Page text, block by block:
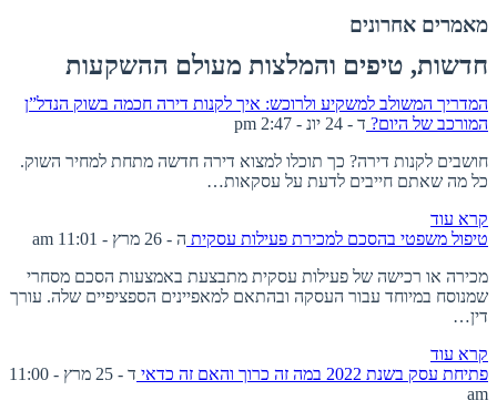
מאמרים אחרונים
חדשות, טיפים והמלצות מעולם ההשקעות
המדריך המשולב למשקיע ולרוכש: איך לקנות דירה חכמה בשוק הנדל”ן
המורכב של היום? ד - 24 יונ - 2:47 pm
חושבים לקנות דירה? כך תוכלו למצוא דירה חדשה מתחת למחיר השוק.
כל מה שאתם חייבים לדעת על עסקאות…
קרא עוד
טיפול משפטי בהסכם למכירת פעילות עסקית ה - 26 מרץ - 11:01 am
מכירה או רכישה של פעילות עסקית מתבצעת באמצעות הסכם מסחרי
שמנוסח במיוחד עבור העסקה ובהתאם למאפיינים הספציפיים שלה. עורך
דין…
קרא עוד
פתיחת עסק בשנת 2022 במה זה כרוך והאם זה כדאי
ד - 25 מרץ - 11:00
am